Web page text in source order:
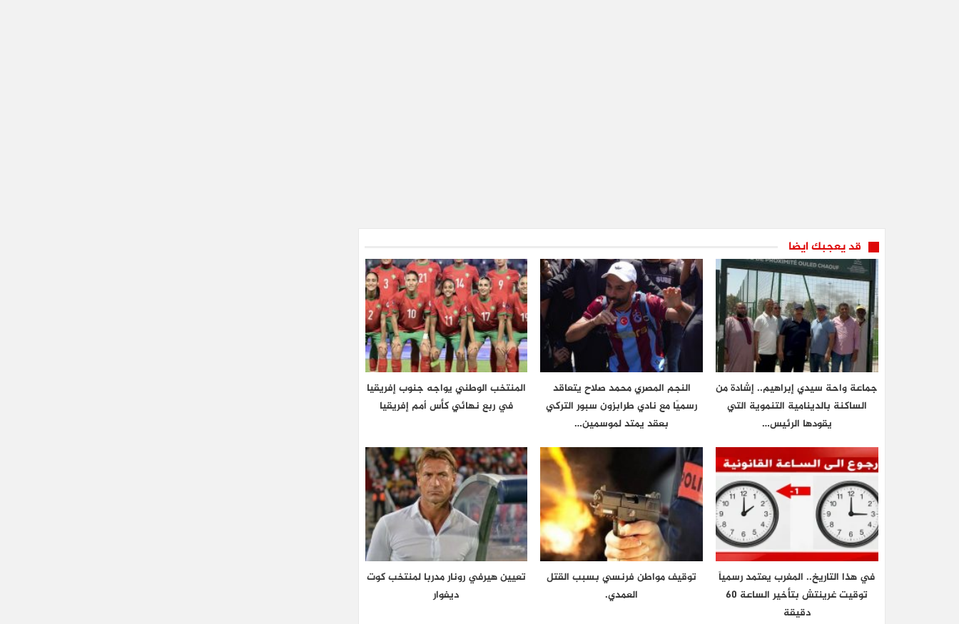
قد يعجبك ايضا
جماعة واحة سيدي إبراهيم.. إشادة من
الساكنة بالدينامية التنموية التي
يقودها الرئيس…
النجم المصري محمد صلاح يتعاقد
رسميًا مع نادي طرابزون سبور التركي
بعقد يمتد لموسمين…
المنتخب الوطني يواجه جنوب إفريقيا
في ربع نهائي كأس أمم إفريقيا
في هذا التاريخ.. المغرب يعتمد رسمياً
توقيت غرينتش بتأخير الساعة 60
دقيقة
توقيف مواطن فرنسي بسبب القتل
العمدي.
تعيين هيرفي رونار مدربا لمنتخب كوت
ديفوار